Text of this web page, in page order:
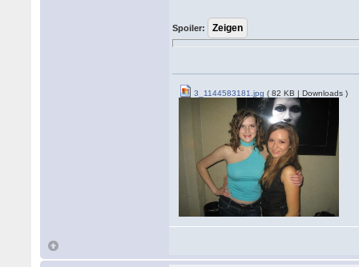
Spoiler:
3_1144583181.jpg ( 82 KB | Downloads )